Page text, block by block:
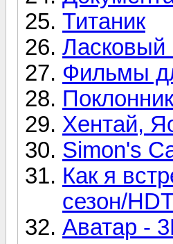
Титаник
Ласковый
Фильмы
Хентай,
Simon's
Как я
сезон/
Аватар -